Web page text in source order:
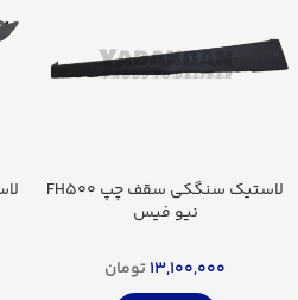
لاستیک سنگکی سقف چپ FH500
نیو فیس
13,100,000تومان